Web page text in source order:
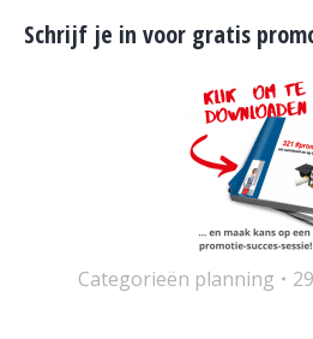
Schrijf je in voor gratis
Categorieën planning